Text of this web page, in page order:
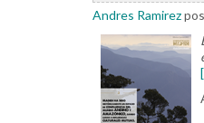
Andres Ramirez